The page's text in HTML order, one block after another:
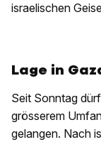
israelischen
Lage in
Seit Sonntag
grösserem
gelangen. Nach